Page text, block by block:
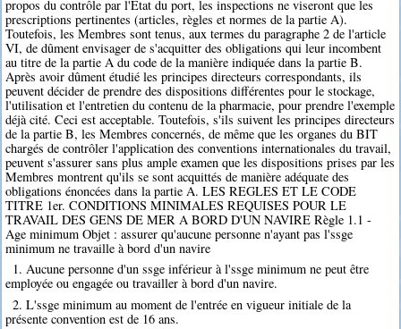
propos du contrôle par l'Etat du port, les inspections ne viseront que les
prescriptions pertinentes (articles, règles et normes de la partie A).
Toutefois, les Membres sont tenus, aux termes du paragraphe 2 de l'article
VI, de dûment envisager de s'acquitter des obligations qui leur incombent
au titre de la partie A du code de la manière indiquée dans la partie B.
Après avoir dûment étudié les principes directeurs correspondants, ils
peuvent décider de prendre des dispositions différentes pour le stockage,
l'utilisation et l'entretien du contenu de la pharmacie, pour prendre l'exemple
déjà cité. Ceci est acceptable. Toutefois, s'ils suivent les principes directeurs
de la partie B, les Membres concernés, de même que les organes du BIT
chargés de contrôler l'application des conventions internationales du travail,
peuvent s'assurer sans plus ample examen que les dispositions prises par les
Membres montrent qu'ils se sont acquittés de manière adéquate des
obligations énoncées dans la partie A. LES REGLES ET LE CODE
TITRE 1er. CONDITIONS MINIMALES REQUISES POUR LE
TRAVAIL DES GENS DE MER A BORD D'UN NAVIRE Règle 1.1 -
Age minimum Objet : assurer qu'aucune personne n'ayant pas l'ssge
minimum ne travaille à bord d'un navire
1. Aucune personne d'un ssge inférieur à l'ssge minimum ne peut être
employée ou engagée ou travailler à bord d'un navire.
2. L'ssge minimum au moment de l'entrée en vigueur initiale de la
présente convention est de 16 ans.